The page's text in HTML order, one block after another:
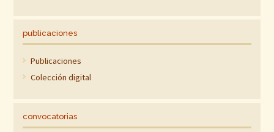
publicaciones
Publicaciones
Colección digital
convocatorias